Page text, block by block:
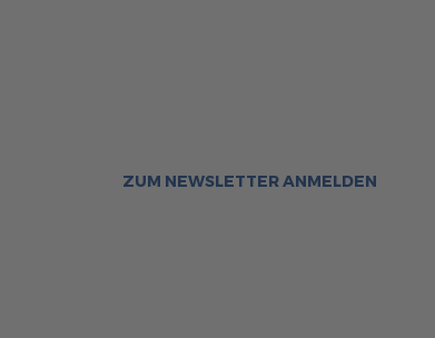
ZUM NEWSLETTER ANMELDEN